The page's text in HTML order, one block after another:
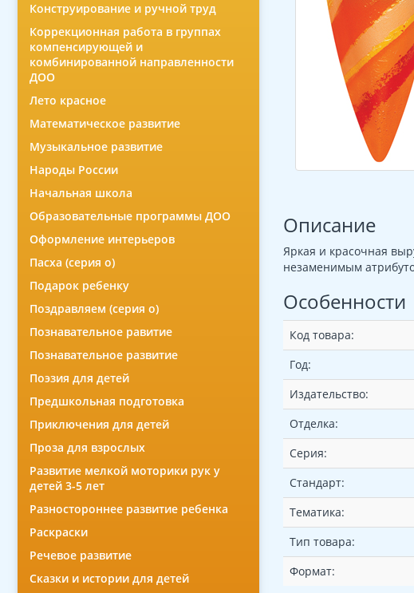
Конструирование и ручной труд
Коррекционная работа в группах
компенсирующей и
комбинированной направленности
ДОО
Лето красное
Математическое развитие
Музыкальное развитие
Народы России
Начальная школа
Образовательные программы ДОО
Оформление интерьеров
Пасха (серия о)
Подарок ребенку
Поздравляем (серия о)
Познавательное равитие
Познавательное развитие
Поэзия для детей
Предшкольная подготовка
Приключения для детей
Проза для взрослых
Развитие мелкой моторики рук у
детей 3-5 лет
Разностороннее развитие ребенка
Раскраски
Речевое развитие
Сказки и истории для детей
Описание
Яркая и красочная
незаменимым
Особенности
Код товара:
Год:
Издательство:
Отделка:
Серия:
Стандарт:
Тематика:
Тип товара:
Формат: